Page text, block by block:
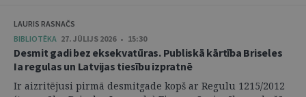
LAURIS RASNAČS
BIBLIOTĒKA 27. JŪLIJS 2026 • 15:30
Desmit gadi bez eksekvatūras. Publiskā kārtība Briseles
Ia regulas un Latvijas tiesību izpratnē
Ir aizritējusi pirmā desmitgade kopš ar Regulu 1215/2012